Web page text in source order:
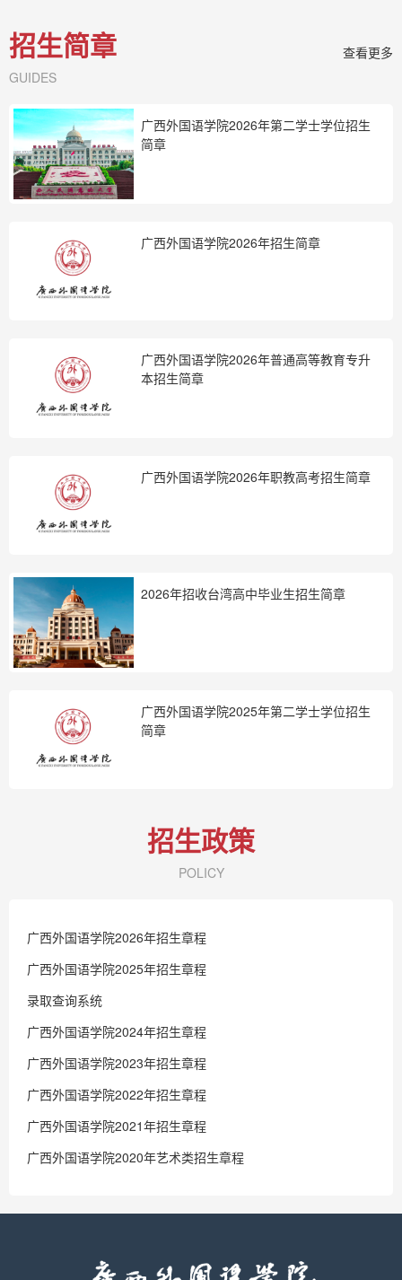
招生简章
GUIDES
查看更多
广西外国语学院2026年第二学士学位招生
简章
广西外国语学院2026年招生简章
广西外国语学院2026年普通高等教育专升
本招生简章
广西外国语学院2026年职教高考招生简章
2026年招收台湾高中毕业生招生简章
广西外国语学院2025年第二学士学位招生
简章
招生政策
POLICY
广西外国语学院2026年招生章程
广西外国语学院2025年招生章程
录取查询系统
广西外国语学院2024年招生章程
广西外国语学院2023年招生章程
广西外国语学院2022年招生章程
广西外国语学院2021年招生章程
广西外国语学院2020年艺术类招生章程